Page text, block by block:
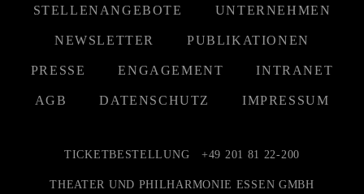
STELLENANGEBOTE UNTERNEHMEN
NEWSLETTER PUBLIKATIONEN
PRESSE ENGAGEMENT INTRANET
AGB DATENSCHUTZ IMPRESSUM
TICKETBESTELLUNG +49 201 81 22-200
THEATER UND PHILHARMONIE ESSEN GMBH